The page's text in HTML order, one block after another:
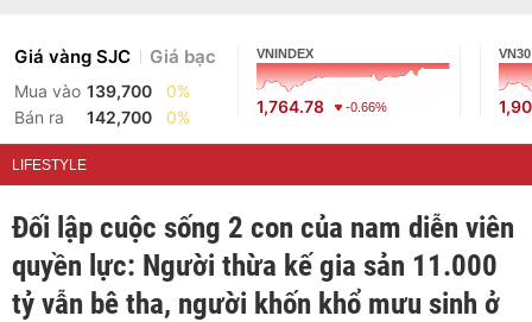
Giá vàng SJC Giá bạc
Mua vào 139,700
0%
Bán ra
142,700 0%
VNINDEX
1,764.78 -0.66%
VN30
LIFESTYLE
Đối lập cuộc sống 2 con của nam diễn viên
quyền lực: Người thừa kế gia sản 11.000
tỷ vẫn bê tha, người khốn khổ mưu sinh ở